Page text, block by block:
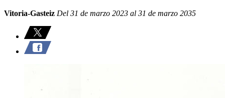
Vitoria-Gasteiz Del 31 de marzo 2023 al 31 de marzo 2035